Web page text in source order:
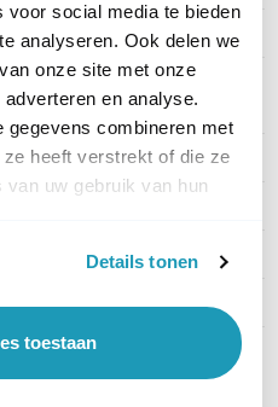
voor social media te bieden
analyseren. Ook delen we
onze site met onze
en analyse.
gegevens combineren met
heeft verstrekt of die ze
uw gebruik van hun
Details tonen
toestaan
Ubiquiti
UACC-Cable-C5e-Outdoor-
Pro
0810010077325
UTP Cat5e
Wit